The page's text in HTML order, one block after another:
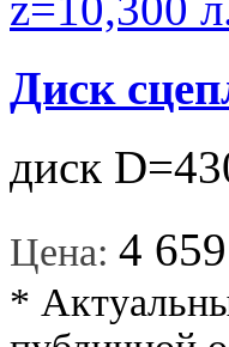
Диск
диск
Цена: 4
*